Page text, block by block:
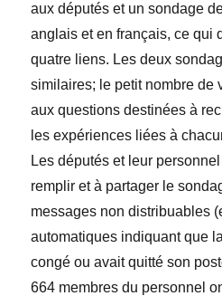
aux députés et un sondage
anglais et en français, ce qui
quatre liens. Les deux
similaires; le petit nombre de
aux questions destinées à
les expériences liées à
Les députés et leur
remplir et à partager le
messages non distribuables
automatiques indiquant que
congé ou avait quitté son
664 membres du personnel